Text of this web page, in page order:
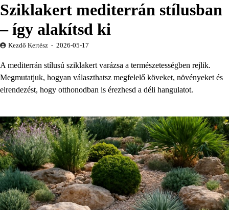
Sziklakert mediterrán stílusban
– így alakítsd ki
Kezdő Kertész 2026-05-17
A mediterrán stílusú sziklakert varázsa a természetességben rejlik.
Megmutatjuk, hogyan választhatsz megfelelő köveket, növényeket és
elrendezést, hogy otthonodban is érezhesd a déli hangulatot.